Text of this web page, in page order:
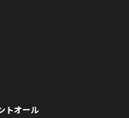
トオール